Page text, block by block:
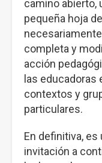
camino abierto,
pequeña hoja
completa y
acción
las educadoras
contextos y
particulares.
En definitiva, es
invitación a